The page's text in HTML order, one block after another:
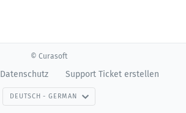
© Curasoft
Datenschutz Support Ticket erstellen
DEUTSCH - GERMAN